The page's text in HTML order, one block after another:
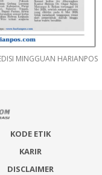
MINGGUAN HARIANPOS
KODE ETIK
KARIR
DISCLAIMER